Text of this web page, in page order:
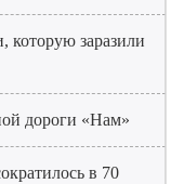
которую заразили
дороги «Нам»
в 70